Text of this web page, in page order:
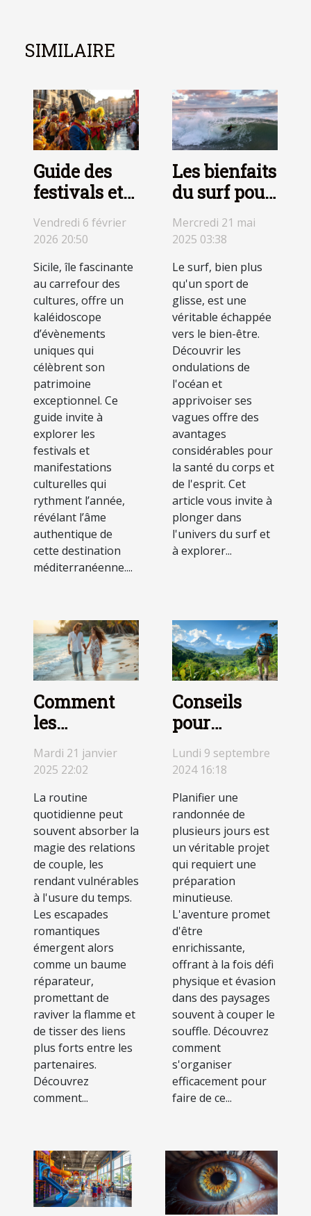
SIMILAIRE
Guide des
festivals et
évènements
culturels en
Vendredi 6 février
2026 20:50
Sicile, île fascinante
au carrefour des
cultures, offre un
kaléidoscope
d’évènements
uniques qui
célèbrent son
patrimoine
exceptionnel. Ce
guide invite à
explorer les
festivals et
manifestations
culturelles qui
rythment l’année,
révélant l’âme
authentique de
cette destination
méditerranéenne....
Les bienfaits
du surf pour
la santé
physique et
Mercredi 21 mai
2025 03:38
Le surf, bien plus
qu'un sport de
glisse, est une
véritable échappée
vers le bien-être.
Découvrir les
ondulations de
l'océan et
apprivoiser ses
vagues offre des
avantages
considérables pour
la santé du corps et
de l'esprit. Cet
article vous invite à
plonger dans
l'univers du surf et
à explorer...
Comment
les
escapades
romantiques
les relations
de couple
Mardi 21 janvier
2025 22:02
La routine
quotidienne peut
souvent absorber la
magie des relations
de couple, les
rendant vulnérables
à l'usure du temps.
Les escapades
romantiques
émergent alors
comme un baume
réparateur,
promettant de
raviver la flamme et
de tisser des liens
plus forts entre les
partenaires.
Découvrez
comment...
Conseils
pour
préparer
une
de plusieurs
jours
Lundi 9 septembre
2024 16:18
Planifier une
randonnée de
plusieurs jours est
un véritable projet
qui requiert une
préparation
minutieuse.
L'aventure promet
d'être
enrichissante,
offrant à la fois défi
physique et évasion
dans des paysages
souvent à couper le
souffle. Découvrez
comment
s'organiser
efficacement pour
faire de ce...